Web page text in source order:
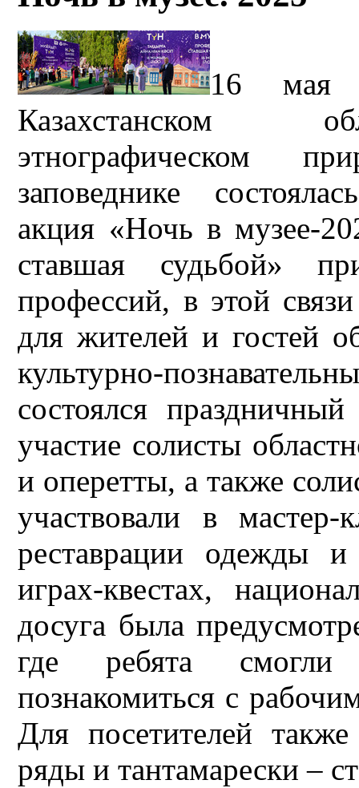
16 мая
Казахстанском
этнографическом
заповеднике
акция «Ночь в музее-
ставшая судьбой»
профессий, в этой
для жителей и гостей
культурно-
состоялся
участие солисты
и оперетты, а также
участвовали в мастер-
реставрации одежды и
играх-квестах,
досуга была
где ребята смогли
познакомиться с
Для посетителей
ряды и тантамарески –